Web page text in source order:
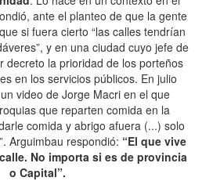
ante el planteo de que la gente
si fuera cierto “las calles tendrían
y en una ciudad cuyo jefe de
decreto la prioridad de los porteños
en los servicios públicos. En julio
video de Jorge Macri en el que
que reparten comida en la
comida y abrigo afuera (...) solo
Arguimbau respondió: “El que vive
No importa si es de provincia
o Capital”.